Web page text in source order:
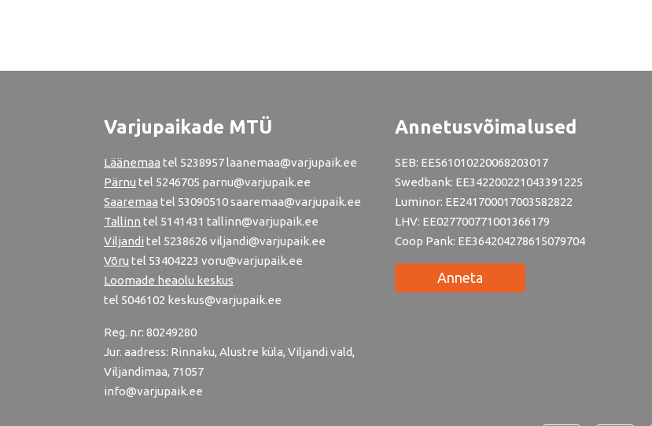
Varjupaikade MTÜ
Läänemaa tel 5238957 laanemaa@varjupaik.ee
Pärnu tel 5246705 parnu@varjupaik.ee
Saaremaa tel 53090510 saaremaa@varjupaik.ee
Tallinn tel 5141431 tallinn@varjupaik.ee
Viljandi tel 5238626 viljandi@varjupaik.ee
Võru tel 53404223 voru@varjupaik.ee
Loomade heaolu keskus
tel 5046102 keskus@varjupaik.ee
Reg. nr: 80249280
Jur. aadress: Rinnaku, Alustre küla, Viljandi vald,
Viljandimaa, 71057
info@varjupaik.ee
Annetusvõimalused
SEB: EE561010220068203017
Swedbank: EE342200221043391225
Luminor: EE241700017003582822
LHV: EE027700771001366179
Coop Pank: EE364204278615079704
Anneta